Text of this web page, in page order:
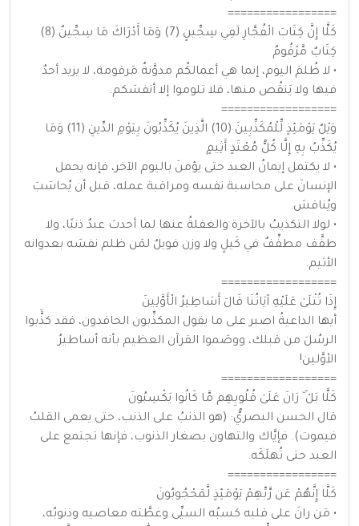
=================
كَلَّا إِنَّ كِتَابَ الْفُجَّارِ لَفِي سِجِّينٍ (7) وَمَا أَدْرَاكَ مَا سِجِّينٌ (8)
كِتَابٌ مَّرْقُومٌ
• لا ظُلمَ اليوم، إنما هي أعمالكُم مدوَّنةٌ مَرقومة، لا يزيد أحدٌ
فيها ولا يَنقُص منها، فلا تلوموا إلا أنفسَكم.
==================
وَيْلٌ يَوْمَئِذٍ لِّلْمُكَذِّبِينَ (10) الَّذِينَ يُكَذِّبُونَ بِيَوْمِ الدِّينِ (11) وَمَا
يُكَذِّبُ بِهِ إِلَّا كُلُّ مُعْتَدٍ أَثِيمٍ
• لا يكتمل إيمانُ العبد حتى يؤمنَ باليوم الآخر، فإنه يحمل
الإنسانَ على محاسبة نفسه ومراقبة عمله، قبل أن يُحاسَبَ
ويُناقش.
• لولا التكذيبُ بالآخرة والغفلةُ عنها لما أحدث عبدٌ ذنبًا، ولا
طفَّف مطفِّفٌ في كَيلٍ ولا وزن فويلٌ لمَن ظلم نفسَه بعدوانه
الأثيم.
==================
إِذَا تُتْلَىٰ عَلَيْهِ آيَاتُنَا قَالَ أَسَاطِيرُ الْأَوَّلِينَ
أيها الداعيةُ اصبر على ما يقول المكذِّبون الحاقدون، فقد كذََّبوا
الرسُلَ من قبلك، ووصَموا القرآن العظيم بأنه أساطيرُ
الأوَّلين!
==================
كَلَّا بَلْ ۜ رَانَ عَلَىٰ قُلُوبِهِم مَّا كَانُوا يَكْسِبُونَ
قال الحسن البصريُّ: (هو الذنبُ على الذنب، حتى يعمى القلبُ
فيموت). فإيَّاك والتهاون بصغار الذنوب، فإنها تجتمع على
العبد حتى تُهلَكَه.
=================
كَلَّا إِنَّهُمْ عَن رَّبِّهِمْ يَوْمَئِذٍ لَّمَحْجُوبُونَ
• مَن رانَ على قلبه كسبُه السيِّى وغطَّته معاصيه وذنوبُه،